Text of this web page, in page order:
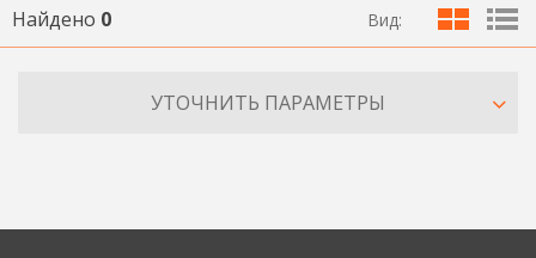
Найдено 0 Вид:
УТОЧНИТЬ ПАРАМЕТРЫ